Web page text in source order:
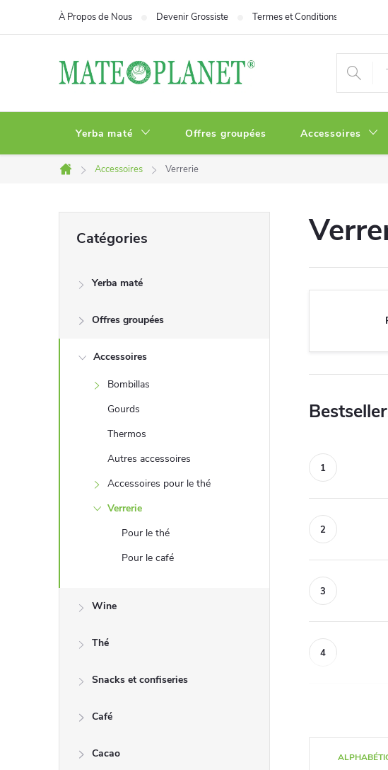
À Propos de Nous Devenir Grossiste Termes et Conditions
Yerba maté Offres groupées Accessoires
Accueil
Accessoires Verrerie
a
Catégories
Yerba maté
Offres groupées
Accessoires
Bombillas
Gourds
Thermos
Autres accessoires
Accessoires pour le thé
Verrerie
Pour le thé
Pour le café
Wine
Thé
Snacks et confiseries
Café
Cacao